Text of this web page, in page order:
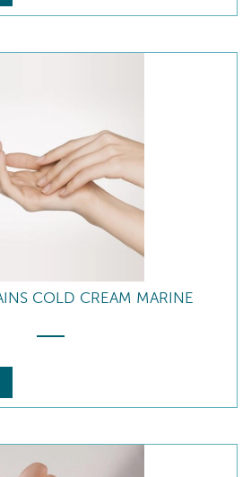
COLD CREAM MARINE